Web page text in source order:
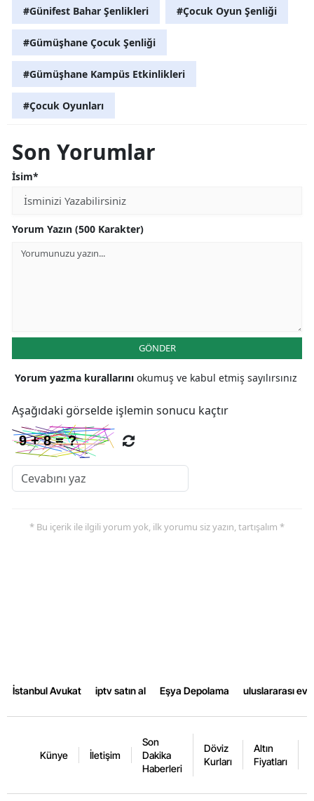
#Günifest Bahar Şenlikleri #Çocuk Oyun Şenliği
#Gümüşhane Çocuk Şenliği
#Gümüşhane Kampüs Etkinlikleri
#Çocuk Oyunları
Son Yorumlar
İsim*
Yorum Yazın (500 Karakter)
GÖNDER
Yorum yazma kurallarını okumuş ve kabul etmiş sayılırsınız
Aşağıdaki görselde işlemin sonucu kaçtır
* Bu içerik ile ilgili yorum yok, ilk yorumu siz yazın, tartışalım *
İstanbul Avukat iptv satın al Eşya Depolama uluslararası
Künye İletişim
Son
Dakika
Haberleri
Döviz
Kurları
Altın
Fiyatları